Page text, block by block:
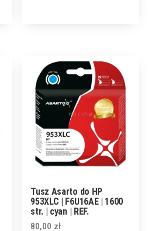
Tusz Asarto do HP
953XLC | F6U16AE | 1600
str. | cyan | REF.
80,00 zł